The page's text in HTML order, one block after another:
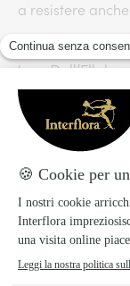
a resistere
trentina di
loro.
al quello verde
raccoglie
Conosciuta dai
utilizzavano le